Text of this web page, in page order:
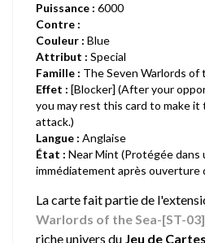
Puissance : 6000
Contre :
Couleur : Blue
Attribut : Special
Famille : The Seven Warlords of
Effet : [Blocker] (After your
you may rest this card to make
attack.)
Langue : Anglaise
État : Near Mint (Protégée dans
immédiatement après ouverture
La carte fait partie de
Warlords of the Sea-[ST-03]
riche univers du Jeu de